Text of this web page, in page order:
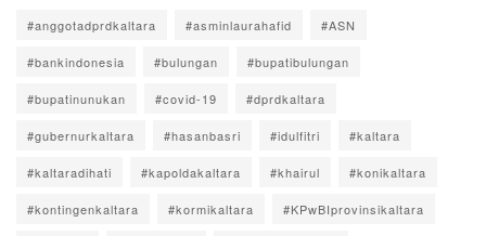
#anggotadprdkaltara #asminlaurahafid #ASN
#bankindonesia #bulungan #bupatibulungan
#bupatinunukan #covid-19 #dprdkaltara
#gubernurkaltara #hasanbasri #idulfitri #kaltara
#kaltaradihati #kapoldakaltara #khairul #konikaltara
#kontingenkaltara #kormikaltara #KPwBIprovinsikaltara